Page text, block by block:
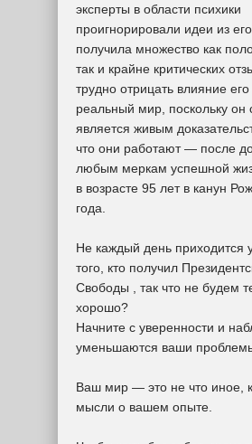
эксперты в области психики
проигнорировали идеи из
получила множество как
так и крайне критических
трудно отрицать влияние
реальный мир, поскольку он
является живым
что они работают — после
любым меркам успешной
в возрасте 95 лет в канун
года.
Не каждый день приходится
того, кто получил
Свободы , так что не будем
хорошо?
Начните с уверенности и
уменьшаются ваши
Ваш мир — это не что иное,
мысли о вашем опыте.